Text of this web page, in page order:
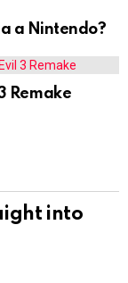
a Nintendo?
Remake
into